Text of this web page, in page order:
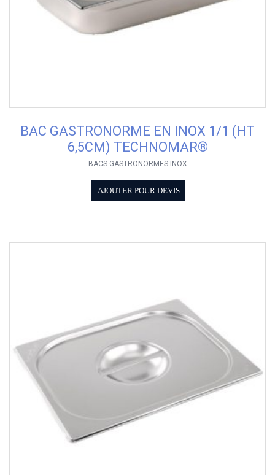
BAC GASTRONORME EN INOX 1/1 (HT
6,5CM) TECHNOMAR®
BACS GASTRONORMES INOX
AJOUTER POUR DEVIS